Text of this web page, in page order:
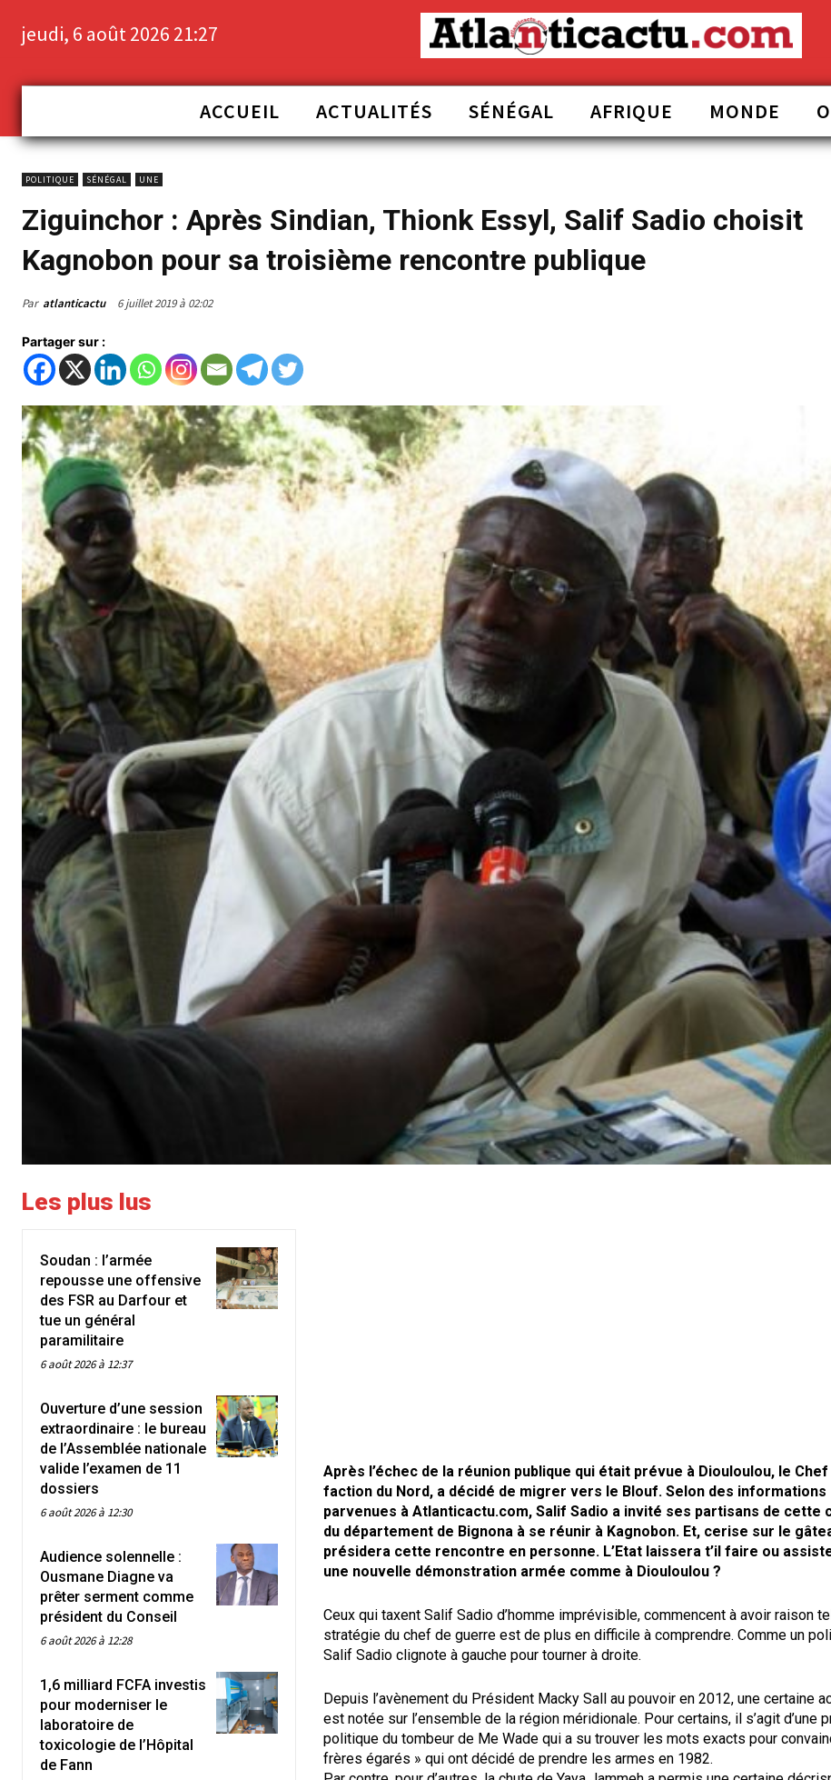
jeudi, 6 août 2026 21:27
ACCUEIL ACTUALITÉS SÉNÉGAL AFRIQUE MONDE
POLITIQUE SÉNÉGAL UNE
Ziguinchor : Après Sindian, Thionk Essyl, Salif Sadio choisit
Kagnobon pour sa troisième rencontre publique
Par atlanticactu 6 juillet 2019 à 02:02
Partager sur :
Les plus lus
Soudan : l’armée
repousse une offensive
des FSR au Darfour et
tue un général
paramilitaire
6 août 2026 à 12:37
Ouverture d’une session
extraordinaire : le bureau
de l’Assemblée nationale
valide l’examen de 11
dossiers
6 août 2026 à 12:30
Audience solennelle :
Ousmane Diagne va
prêter serment comme
président du Conseil
6 août 2026 à 12:28
1,6 milliard FCFA investis
pour moderniser le
laboratoire de
toxicologie de l’Hôpital
de Fann
Après l’échec de la réunion publique qui était prévue à Diouloulou, le Chef
faction du Nord, a décidé de migrer vers le Blouf. Selon des informations
parvenues à Atlanticactu.com, Salif Sadio a invité ses partisans de cette
du département de Bignona à se réunir à Kagnobon. Et, cerise sur le
présidera cette rencontre en personne. L’Etat laissera t’il faire ou
une nouvelle démonstration armée comme à Diouloulou ?
Ceux qui taxent Salif Sadio d’homme imprévisible, commencent à avoir raison
stratégie du chef de guerre est de plus en difficile à comprendre. Comme un
Salif Sadio clignote à gauche pour tourner à droite.
Depuis l’avènement du Président Macky Sall au pouvoir en 2012, une certaine
est notée sur l’ensemble de la région méridionale. Pour certains, il s’agit d’une
politique du tombeur de Me Wade qui a su trouver les mots exacts pour
frères égarés » qui ont décidé de prendre les armes en 1982.